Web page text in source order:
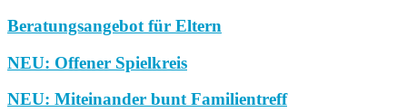
Beratungsangebot für Eltern
NEU: Offener Spielkreis
NEU: Miteinander bunt Familientreff